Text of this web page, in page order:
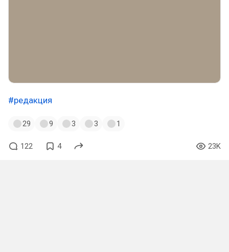
#редакция
29 9 3 3 1
122 4 23K